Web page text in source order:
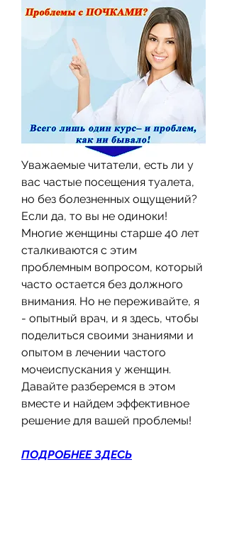
Уважаемые читатели, есть ли у
вас частые посещения туалета,
но без болезненных ощущений?
Если да, то вы не одиноки!
Многие женщины старше 40 лет
сталкиваются с этим
проблемным вопросом, который
часто остается без должного
внимания. Но не переживайте, я
- опытный врач, и я здесь, чтобы
поделиться своими знаниями и
опытом в лечении частого
мочеиспускания у женщин.
Давайте разберемся в этом
вместе и найдем эффективное
решение для вашей проблемы!
ПОДРОБНЕЕ ЗДЕСЬ